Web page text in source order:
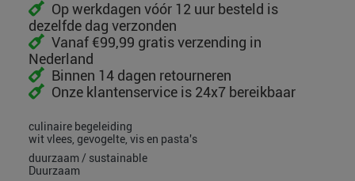
Op werkdagen vóór 12 uur besteld is
dezelfde dag verzonden
Vanaf €99,99 gratis verzending in
Nederland
Binnen 14 dagen retourneren
Onze klantenservice is 24x7 bereikbaar
culinaire begeleiding
wit vlees, gevogelte, vis en pasta's
duurzaam / sustainable
Duurzaam